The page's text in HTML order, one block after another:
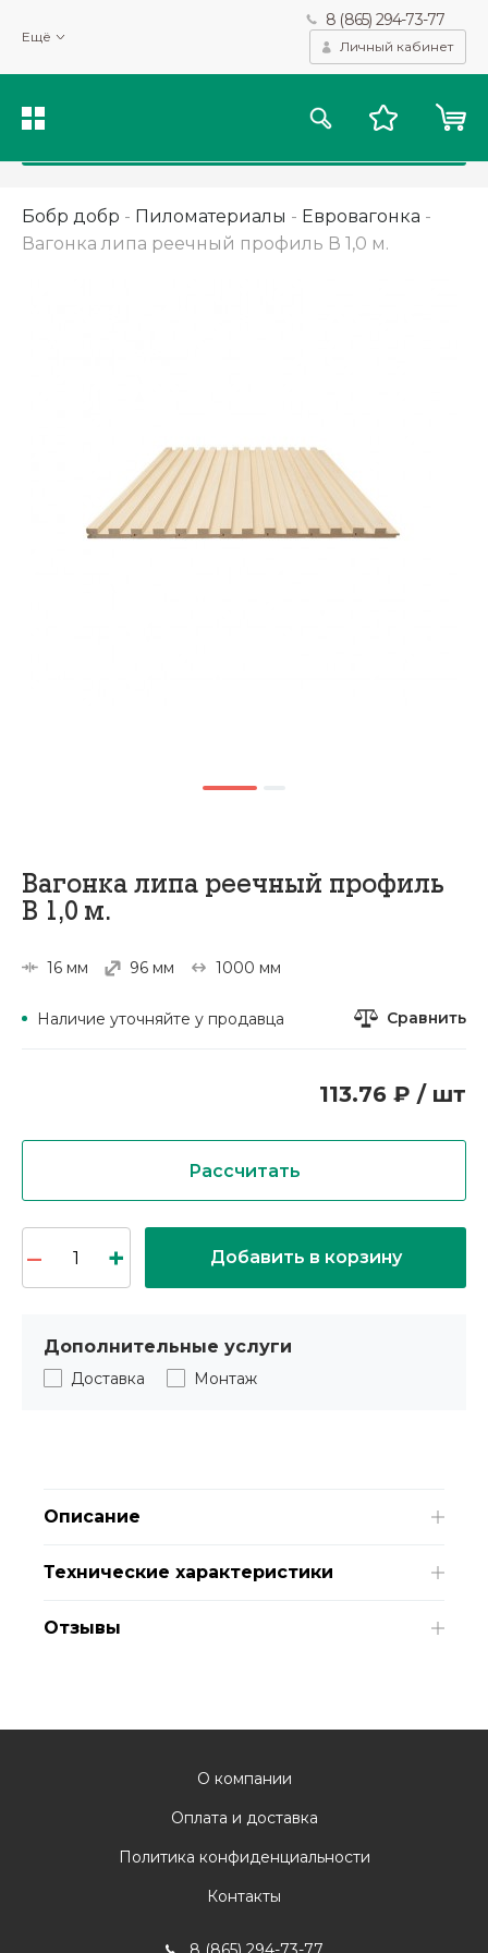
Ещё
8 (865) 294-73-77
Личный кабинет
Бобр добр - Пиломатериалы - Евровагонка -
Вагонка липа реечный профиль В 1,0 м.
Вагонка липа реечный профиль
В 1,0 м.
16 мм 96 мм 1000 мм
Наличие уточняйте у продавца Сравнить
113.76 ₽ / шт
Рассчитать
Добавить в корзину
Дополнительные услуги
Доставка Монтаж
Описание
Технические характеристики
Отзывы
О компании
Оплата и доставка
Политика конфиденциальности
Контакты
Мы используем файлы cookie и другие подобные технологии
для получения данных с целью сбора статистики, повышения
качества рекомендаций и предоставления вам возможности
персонализированного просмотра.Подробнее